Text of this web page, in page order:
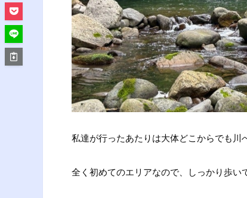
私達が行ったあたりは大体どこからでも川
全く初めてのエリアなので、しっかり歩い